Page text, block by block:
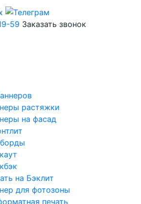
59 Заказать звонок
растяжки
на фасад
на Бэклит
для фотозоны
печать